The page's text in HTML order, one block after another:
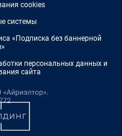
cookies
системы
«Подписка без баннерной
персональных данных и
сайта